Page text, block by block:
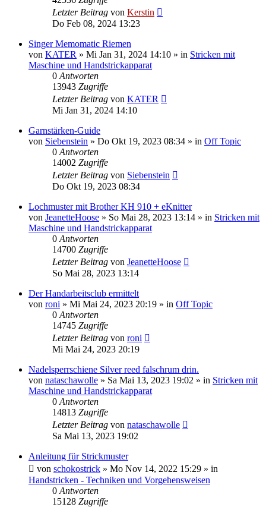
Letzter Beitrag von Kerstin
Do Feb 08, 2024 13:23
Singer Memomatic Riemen
von KATER » Mi Jan 31, 2024 14:10 » in Stricken mit
Maschine und Handstrickapparat
0 Antworten
13943 Zugriffe
Letzter Beitrag von KATER
Mi Jan 31, 2024 14:10
Garnstärken-Guide
von Siebenstein » Do Okt 19, 2023 08:34 » in Off Topic
0 Antworten
14002 Zugriffe
Letzter Beitrag von Siebenstein
Do Okt 19, 2023 08:34
Lochmuster mit Brother KH 910 + eKnitter
von JeanetteHoose » So Mai 28, 2023 13:14 » in Stricken mit
Maschine und Handstrickapparat
0 Antworten
14700 Zugriffe
Letzter Beitrag von JeanetteHoose
So Mai 28, 2023 13:14
Der Handarbeitsclub ermittelt
von roni » Mi Mai 24, 2023 20:19 » in Off Topic
0 Antworten
14745 Zugriffe
Letzter Beitrag von roni
Mi Mai 24, 2023 20:19
Nadelsperrschiene Silver reed falschrum drin.
von nataschawolle » Sa Mai 13, 2023 19:02 » in Stricken mit
Maschine und Handstrickapparat
0 Antworten
14813 Zugriffe
Letzter Beitrag von nataschawolle
Sa Mai 13, 2023 19:02
Anleitung für Strickmuster
von schokostrick » Mo Nov 14, 2022 15:29 » in
Handstricken - Techniken und Vorgehensweisen
0 Antworten
15128 Zugriffe